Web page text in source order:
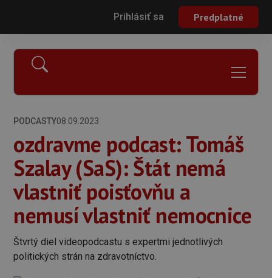
Prihlásiť sa Predplatné
PODCASTY08.09.2023
ozdravme podcast: Tomáš
Szalay (SaS): Štát nemá
vlastniť poisťovňu a
nemusí vlastniť nemocnice
Štvrtý diel videopodcastu s expertmi jednotlivých
politických strán na zdravotníctvo.